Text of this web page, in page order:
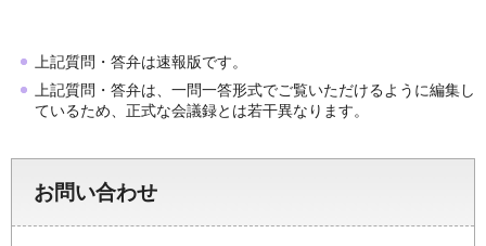
上記質問・答弁は速報版です。
上記質問・答弁は、一問一答形式でご覧いただけるように編集し
ているため、正式な会議録とは若干異なります。
お問い合わせ